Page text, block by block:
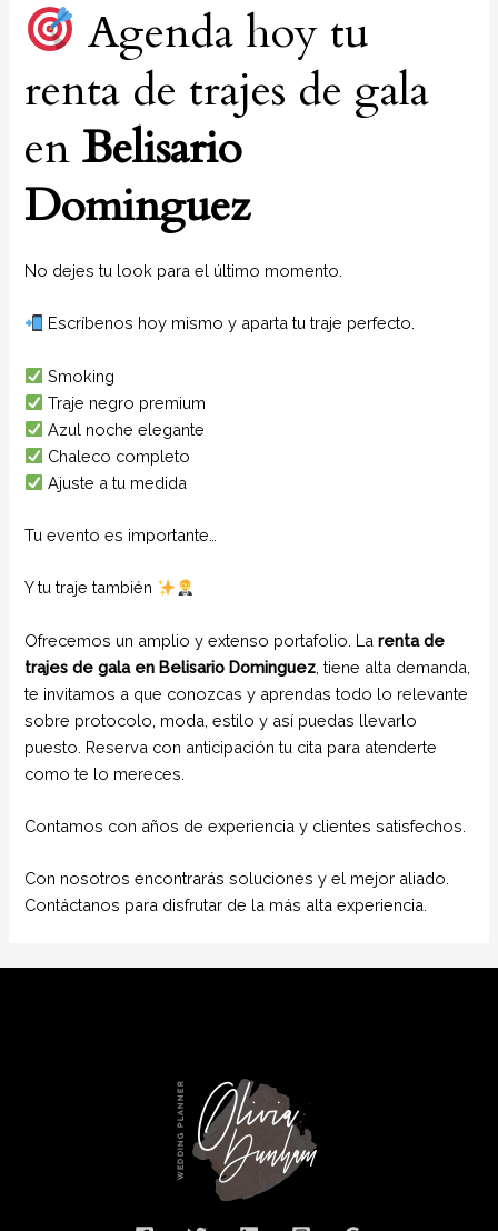
Agenda hoy tu
renta de trajes de gala
enBelisario
Dominguez
No dejes tu look para el último momento.
Escríbenos hoy mismo y aparta tu traje perfecto.
Smoking
Traje negro premium
Azul noche elegante
Chaleco completo
Ajuste a tu medida
Tu evento es importante…
Y tu traje también
Ofrecemos un amplio y extenso portafolio. Larenta de
trajes de gala en Belisario Dominguez , tiene alta demanda,
te invitamos a que conozcas y aprendas todo lo relevante
sobre protocolo, moda, estilo y así puedas llevarlo
puesto. Reserva con anticipación tu cita para atenderte
como te lo mereces.
Contamos con años de experiencia y clientes satisfechos.
Con nosotros encontrarás soluciones y el mejor aliado.
Contáctanos para disfrutar de la más alta experiencia.